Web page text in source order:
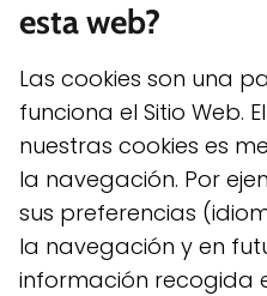
esta web?
Las cookies son una
funciona el Sitio Web.
nuestras cookies es
la navegación. Por
sus preferencias
la navegación y en
información recogida